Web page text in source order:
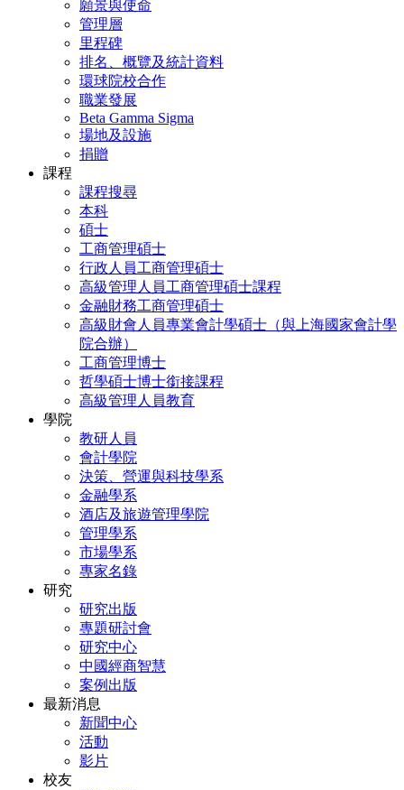
願景與使命
管理層
里程碑
排名、概覽及統計資料
環球院校合作
職業發展
Beta Gamma Sigma
場地及設施
捐贈
課程
課程搜尋
本科
碩士
工商管理碩士
行政人員工商管理碩士
高級管理人員工商管理碩士課程
金融財務工商管理碩士
高級財會人員專業會計學碩士（與上海國家會計學
院合辦）
工商管理博士
哲學碩士博士銜接課程
高級管理人員教育
學院
教研人員
會計學院
決策、營運與科技學系
金融學系
酒店及旅遊管理學院
管理學系
市場學系
專家名錄
研究
研究出版
專題研討會
研究中心
中國經商智慧
案例出版
最新消息
新聞中心
活動
影片
校友